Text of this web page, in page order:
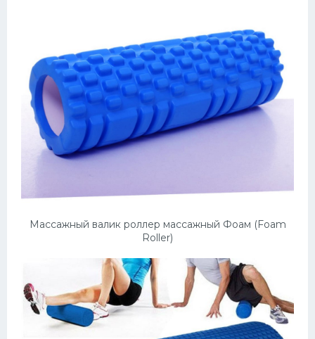
Массажный валик роллер массажный Фоам (Foam
Roller)